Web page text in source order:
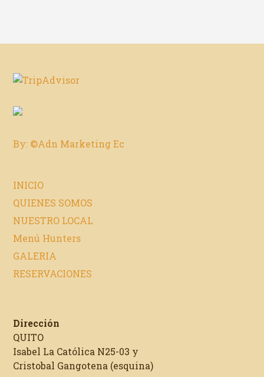
By: ©Adn Marketing Ec
INICIO
QUIENES SOMOS
NUESTRO LOCAL
Menú Hunters
GALERIA
RESERVACIONES
Dirección
QUITO
Isabel La Católica N25-03 y
Cristobal Gangotena (esquina)